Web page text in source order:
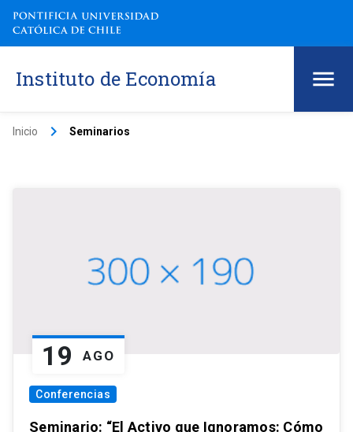
Instituto de Economía
Inicio keyboard_arrow_right Seminarios
19 AGO
Conferencias
Seminario: “El Activo que Ignoramos: Cómo